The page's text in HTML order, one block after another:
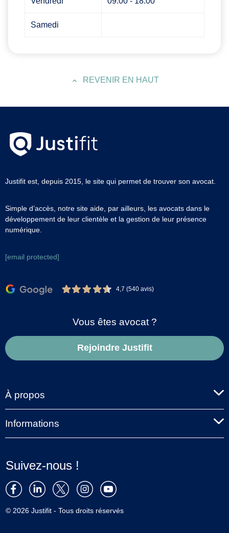
Samedi
REVENIR EN HAUT
Justifit est, depuis 2015, le site qui permet de trouver son avocat.
Simple d’accès, notre site aide, par ailleurs, les avocats dans le
développement de leur clientèle et la gestion de leur présence
numérique.
[email protected]
4,7 (540 avis)
Vous êtes avocat ?
Rejoindre Justifit
À propos
Informations
Suivez-nous !
© 2026 Justifit - Tous droits réservés